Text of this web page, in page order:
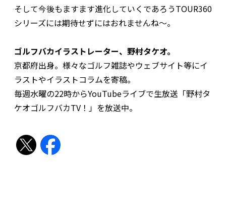
そして今後もますます進化していくであろうTOUR360
シリーズには期待せずにはおれませんね〜。
ゴルフバカイラストレーター、野村タケオ。
京都府出身。様々なゴルフ雑誌やウェブサイト等にイ
ラストやイラストコラムを寄稿。
毎週水曜の22時からYouTubeライブで生放送「野村タ
ケオゴルフバカTV！」を放送中。